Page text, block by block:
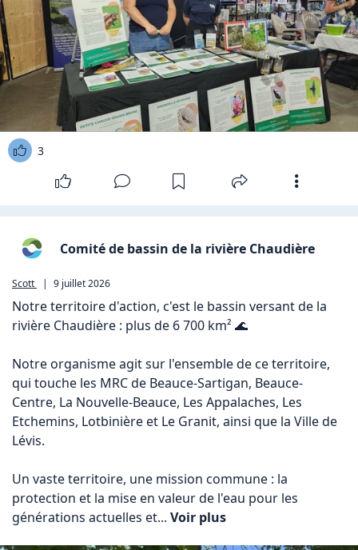
3
Comité de bassin de la rivière Chaudière
Scott | 9 juillet 2026
Notre territoire d'action, c'est le bassin versant de la
rivière Chaudière : plus de 6 700 km² 🌊
Notre organisme agit sur l'ensemble de ce territoire,
qui touche les MRC de Beauce-Sartigan, Beauce-
Centre, La Nouvelle-Beauce, Les Appalaches, Les
Etchemins, Lotbinière et Le Granit, ainsi que la Ville de
Lévis.
Un vaste territoire, une mission commune : la
protection et la mise en valeur de l'eau pour les
générations actuelles et... Voir plus